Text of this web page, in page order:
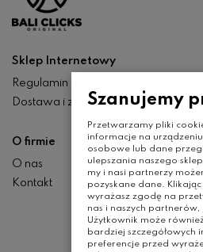
Sklep Internetowy
Regulamin
Dostawa i zwroty
O firmie
O nas
Kontakt
Szanujemy
Przetwarzamy pliki
informacje na
osobowe lub dane
ulepszania naszego
my i nasi partnerzy
pozyskane dane.
wyrażasz zgodę na
nas i naszych
Użytkownik może
bardziej szczegółowych
preferencje przed